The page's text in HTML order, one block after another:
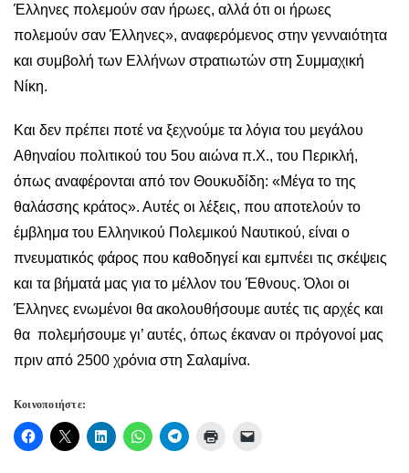
Έλληνες πολεμούν σαν ήρωες, αλλά ότι οι ήρωες
πολεμούν σαν Έλληνες», αναφερόμενος στην γενναιότητα
και συμβολή των Ελλήνων στρατιωτών στη Συμμαχική
Νίκη.
Και δεν πρέπει ποτέ να ξεχνούμε τα λόγια του μεγάλου
Αθηναίου πολιτικού του 5ου αιώνα π.Χ., του Περικλή,
όπως αναφέρονται από τον Θουκυδίδη: «Μέγα το της
θαλάσσης κράτος». Αυτές οι λέξεις, που αποτελούν το
έμβλημα του Ελληνικού Πολεμικού Ναυτικού, είναι ο
πνευματικός φάρος που καθοδηγεί και εμπνέει τις σκέψεις
και τα βήματά μας για το μέλλον του Έθνους. Όλοι οι
Έλληνες ενωμένοι θα ακολουθήσουμε αυτές τις αρχές και
θα πολεμήσουμε γι’ αυτές, όπως έκαναν οι πρόγονοί μας
πριν από 2500 χρόνια στη Σαλαμίνα.
Κοινοποιήστε: